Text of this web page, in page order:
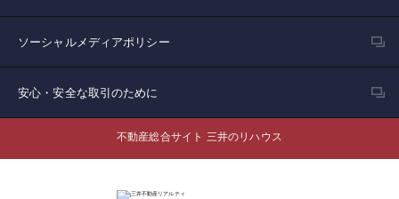
ソーシャルメディアポリシー
安心・安全な取引のために
不動産総合サイト 三井のリハウス